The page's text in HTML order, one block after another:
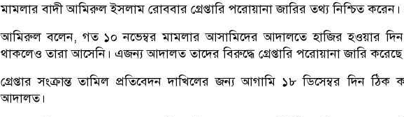
মামলার বাদী আমিরুল ইসলাম রোববার গ্রেপ্তারি পরোয়ানা জারির তথ্য নিশ্চিত করেন।
আমিরুল বলেন, গত ১০ নভেম্বর মামলার আসামিদের আদালতে হাজির হওয়ার
থাকলেও তারা আসেনি। এজন্য আদালত তাদের বিরুদ্ধে গ্রেপ্তারি পরোয়ানা জারি
গ্রেপ্তার সংক্রান্ত তামিল প্রতিবেদন দাখিলের জন্য আগামি ১৮ ডিসেম্বর দিন ঠিক
আদালত।